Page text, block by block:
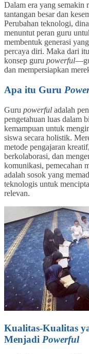
Dalam era yang semakin
tantangan besar dan
Perubahan teknologi,
menuntut peran guru
membentuk generasi
percaya diri. Maka dari
konsep guru powerful
dan mempersiapkan
Apa itu Guru
Guru powerful adalah
pengetahuan luas dalam
kemampuan untuk
siswa secara holistik.
metode pengajaran
berkolaborasi, dan
komunikasi, pemecahan
adalah sosok yang
teknologis untuk
relevan.
Kualitas-Kualitas
Menjadi Powerful